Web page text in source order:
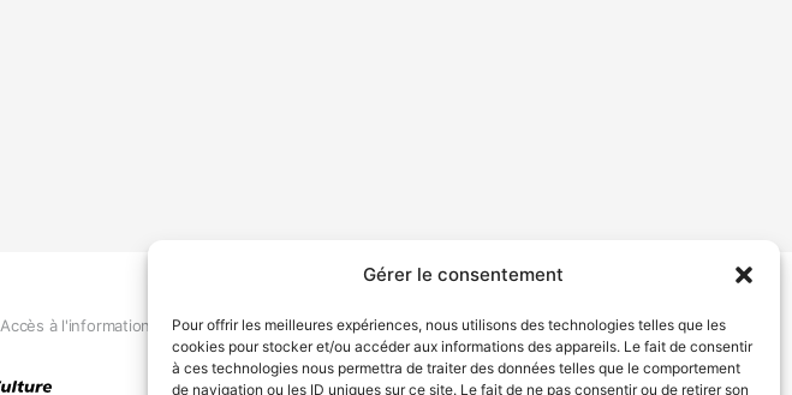
Gérer le consentement
Pour offrir les meilleures expériences, nous utilisons des technologies telles que les
cookies pour stocker et/ou accéder aux informations des appareils. Le fait de consentir
à ces technologies nous permettra de traiter des données telles que le comportement
de navigation ou les ID uniques sur ce site. Le fait de ne pas consentir ou de retirer son
Accès à l'information Déclaration de services Politique de confidentialité